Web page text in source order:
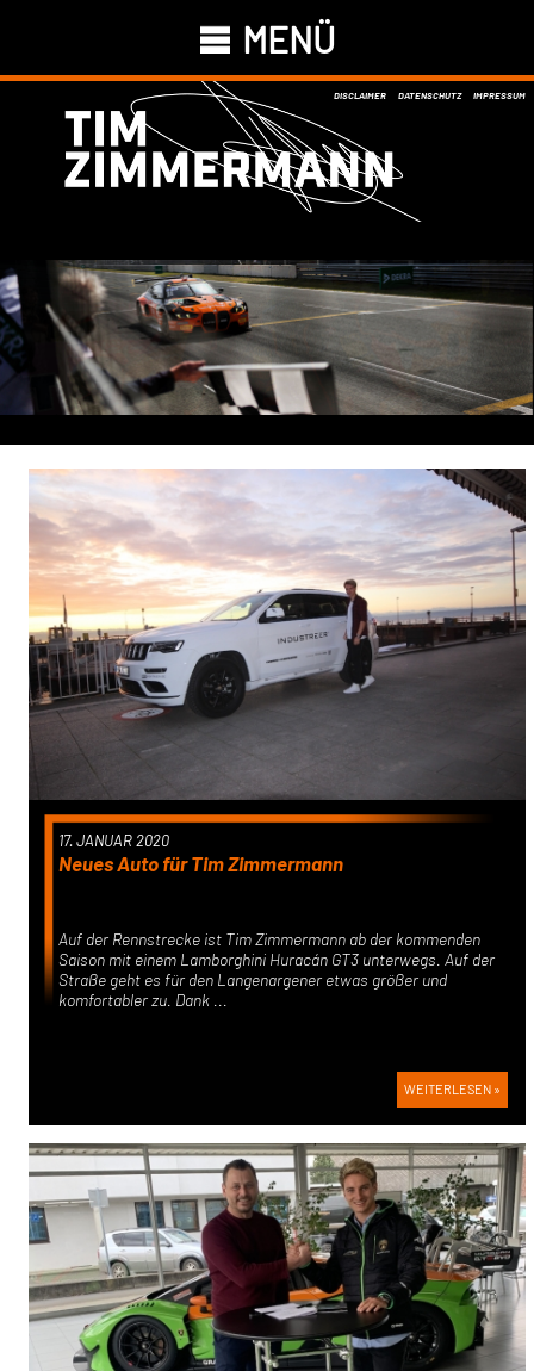
MENÜ
DISCLAIMER DATENSCHUTZ IMPRESSUM
17. JANUAR 2020
Neues Auto für Tim Zimmermann
Auf der Rennstrecke ist Tim Zimmermann ab der kommenden
Saison mit einem Lamborghini Huracán GT3 unterwegs. Auf der
Straße geht es für den Langenargener etwas größer und
komfortabler zu. Dank ...
WEITERLESEN »